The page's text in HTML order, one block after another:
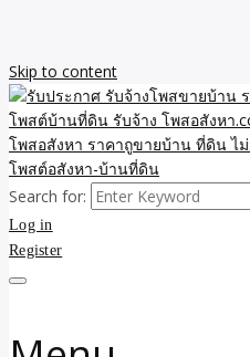
Skip to content
รับประกาศ รั
บ้าน ราคาถูก
รับจ้างโพสขายบ้าน ราคาถูก ประก
หน้า โพสอสังหา รับจ้างโพสขายบ้า
ขายบ้าน ขายที่ดิน เว็บประกาศ โพ
Search for:
Log in
Register